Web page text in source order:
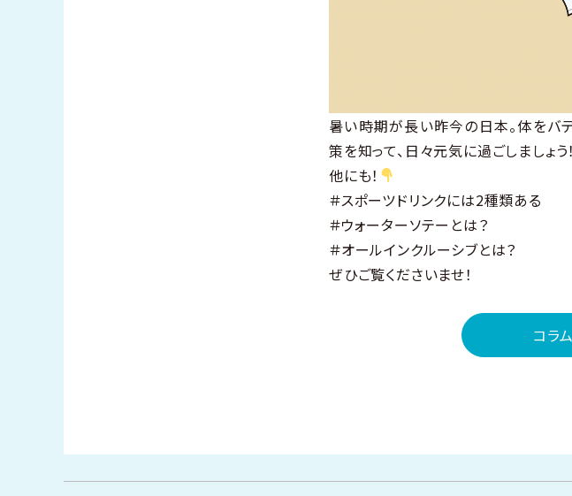
暑い時期が長い昨今の日本。体をバ
策を知って、日々元気に過ごしましょう！
他にも！
＃スポーツドリンクには2種類ある
＃ウォーターソテーとは？
＃オールインクルーシブとは？
ぜひご覧くださいませ！
コラ